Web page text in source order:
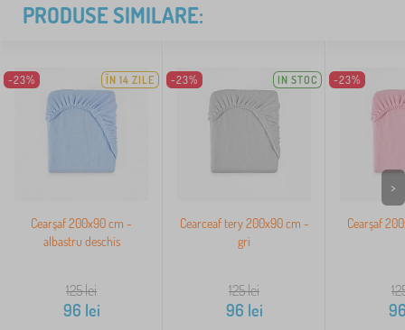
PRODUSE SIMILARE:
-23% ÎN 14 ZILE
Cearşaf 200x90 cm -
albastru deschis
125lei
96 lei
-23% IN STOC
Cearceaf tery 200x90 cm -
gri
125lei
96 lei
-23%
Cearşaf
>